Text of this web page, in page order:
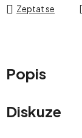
Zeptat se
Popis
Diskuze